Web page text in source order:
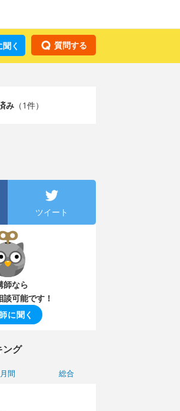
質問する
く
み（1件）
ツイート
師なら
可能です！
に聞く
ング
月間 総合